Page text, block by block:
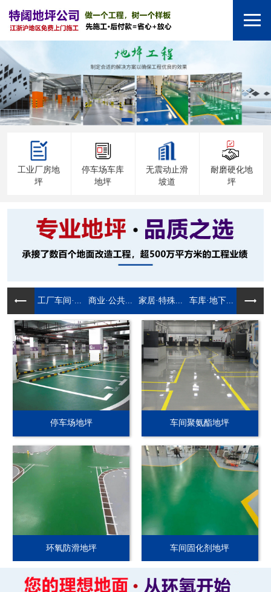
工业厂房地
坪
停车场车库
地坪
无震动止滑
坡道
耐磨硬化地
坪
工厂车间·... 商业·公共... 家居·特殊... 车库·地下...
停车场地坪 车间聚氨酯地坪
环氧防滑地坪 车间固化剂地坪